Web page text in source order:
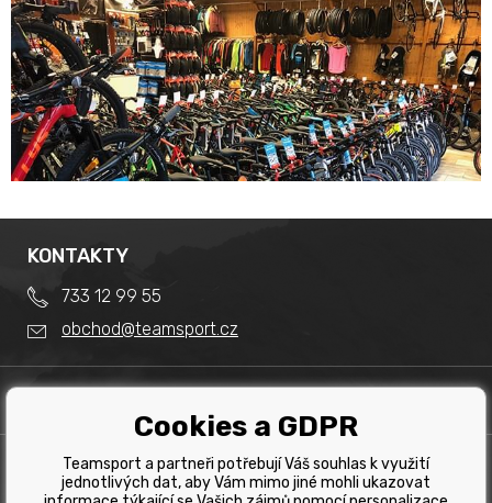
Obchodní podmínky
Splátkový prodej
Reklamace
PRODEJNA
Team Sport - Tomáš Binar
KONTAKTY
733 12 99 55
obchod@teamsport.cz
Cookies a GDPR
Teamsport a partneři potřebují Váš souhlas k využití
jednotlivých dat, aby Vám mimo jiné mohli ukazovat